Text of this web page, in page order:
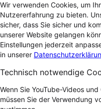
Wir verwenden Cookies, um
Nutzererfahrung zu bieten.
sicher, dass Sie sicher und
unserer Website gelangen
Einstellungen jederzeit
in unserer
Technisch notwendige
Wenn Sie YouTube-Videos
müssen Sie der Verwendung